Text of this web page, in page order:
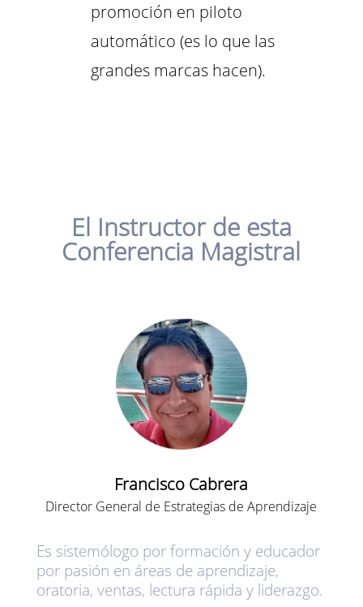
promoción en piloto
automático (es lo que las
grandes marcas hacen).
El Instructor de esta
Conferencia Magistral
Francisco Cabrera
Director General de Estrategias de Aprendizaje
Es sistemólogo por formación y educador
por pasión en áreas de aprendizaje,
oratoria, ventas, lectura rápida y liderazgo.